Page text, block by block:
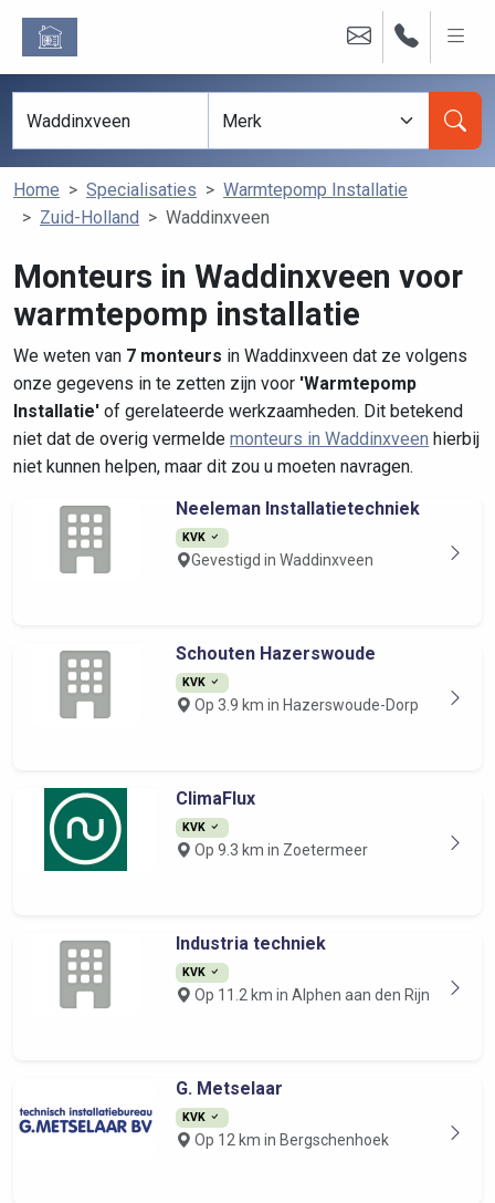
Home Specialisaties
Warmtepomp Installatie
Zuid-Holland
Waddinxveen
Monteurs in Waddinxveen voor
warmtepomp installatie
We weten van 7 monteurs in Waddinxveen dat ze volgens
onze gegevens in te zetten zijn voor 'Warmtepomp
Installatie' of gerelateerde werkzaamheden. Dit betekend
niet dat de overig vermelde monteurs in Waddinxveen hierbij
niet kunnen helpen, maar dit zou u moeten navragen.
Neeleman Installatietechniek
KVK
Gevestigd in Waddinxveen
Schouten Hazerswoude
KVK
Op 3.9 km in Hazerswoude-Dorp
ClimaFlux
KVK
Op 9.3 km in Zoetermeer
Industria techniek
KVK
Op 11.2 km in Alphen aan den Rijn
G. Metselaar
KVK
Op 12 km in Bergschenhoek